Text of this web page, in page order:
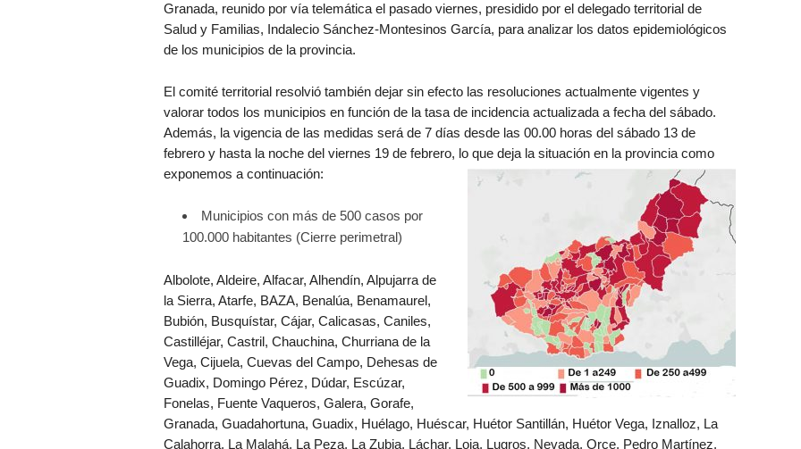
Granada, reunido por vía telemática el pasado viernes, presidido por el delegado territorial de
Salud y Familias, Indalecio Sánchez-Montesinos García, para analizar los datos epidemiológicos
de los municipios de la provincia.
El comité territorial resolvió también dejar sin efecto las resoluciones actualmente vigentes y
valorar todos los municipios en función de la tasa de incidencia actualizada a fecha del sábado.
Además, la vigencia de las medidas será de 7 días desde las 00.00 horas del sábado 13 de
febrero y hasta la noche del viernes 19 de febrero, lo que deja la situación en la provincia como
exponemos a continuación:
Municipios con más de 500 casos por
100.000 habitantes (Cierre perimetral)
Albolote, Aldeire, Alfacar, Alhendín, Alpujarra de
la Sierra, Atarfe, BAZA, Benalúa, Benamaurel,
Bubión, Busquístar, Cájar, Calicasas, Caniles,
Castilléjar, Castril, Chauchina, Churriana de la
Vega, Cijuela, Cuevas del Campo, Dehesas de
Guadix, Domingo Pérez, Dúdar, Escúzar,
Fonelas, Fuente Vaqueros, Galera, Gorafe,
Granada, Guadahortuna, Guadix, Huélago, Huéscar, Huétor Santillán, Huétor Vega, Iznalloz, La
Calahorra, La Malahá, La Peza, La Zubia, Láchar, Loja, Lugros, Nevada, Orce, Pedro Martínez,